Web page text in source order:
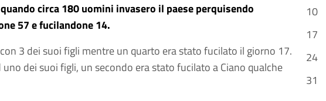
circa 180 uomini invasero il paese perquisendo
57 e fucilandone 14.
3 dei suoi figli mentre un quarto era stato fucilato il giorno 17.
dei suoi figli, un secondo era stato fucilato a Ciano qualche
10
17
24
31